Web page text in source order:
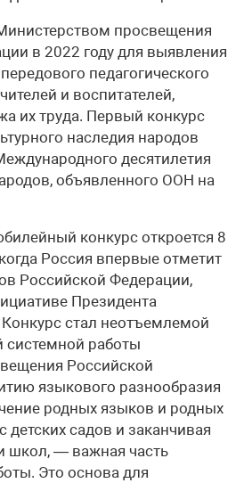
просвещения
в 2022 году для выявления
педагогического
и воспитателей,
их труда. Первый конкурс
наследия народов
десятилетия
объявленного ООН на
конкурс откроется 8
Россия впервые отметит
Российской Федерации,
Президента
стал неотъемлемой
работы
Российской
языкового разнообразия
родных языков и родных
детских садов и заканчивая
школ, — важная часть
Это основа для